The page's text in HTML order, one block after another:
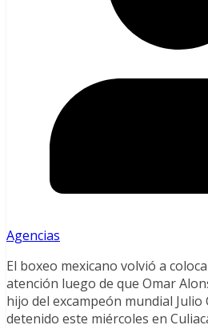
Agencias
El boxeo mexicano volvió a
atención luego de que Omar
hijo del excampeón mundial Julio
detenido este miércoles en